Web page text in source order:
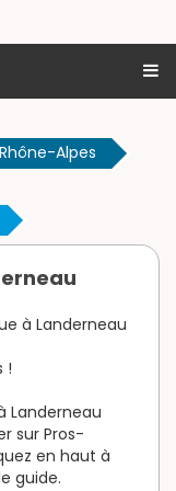
Alpes
à Landerneau
!
Landerneau
sur Pros-
en haut à
guide.